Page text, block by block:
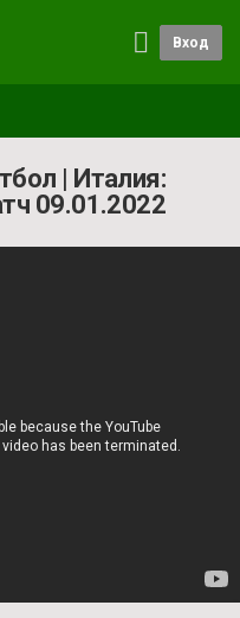
Вход
| Италия:
09.01.2022